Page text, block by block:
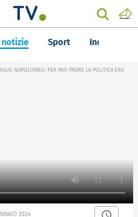
Sport Inchieste
NAPOLITANO: PER MIO PADRE LA POLITICA ERA
2024